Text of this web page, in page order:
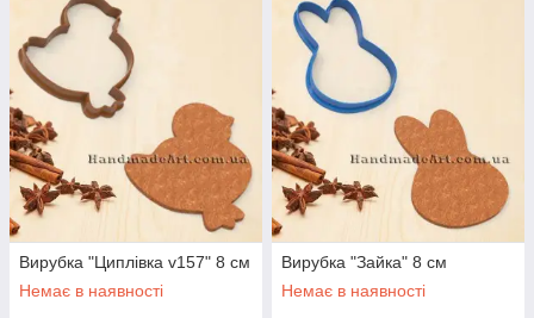
Вирубка "Циплівка v157" 8 см
Немає в наявності
Вирубка "Зайка" 8 см
Немає в наявності